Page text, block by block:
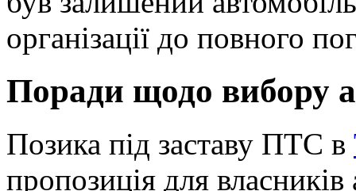
організації до повного
Поради щодо вибору
Позика під заставу ПТС в
пропозиція для